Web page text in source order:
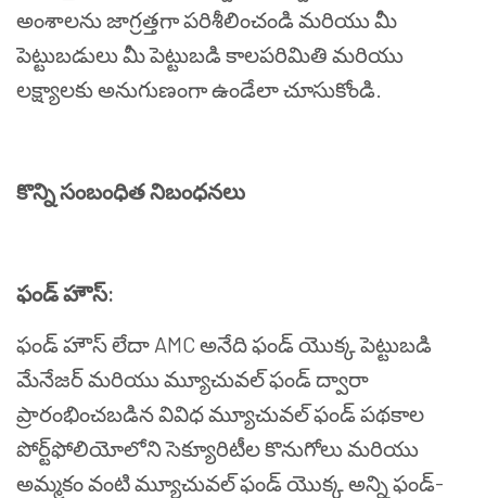
అంశాలనుజాగ్రత్తగాపరిశీలించండి మరియుమీ
పెట్టుబడులుమీపెట్టుబడి కాలపరిమితి మరియు
లక్ష్యాలకుఅనుగుణంగాఉండేలాచూసుకోండి.
కొన్నిసంబంధితనిబంధనలు
ఫండ్హౌస్:
ఫండ్ హౌస్లేదా AMC అనేదిఫండ్ యొక్కపెట్టుబడి
మేనేజర్మరియుమ్యూచువల్ఫండ్ ద్వారా
ప్రారంభించబడినవివిధమ్యూచువల్ఫండ్ పథకాల
పోర్ట్ఫోలియోలోనిసెక్యూరిటీలకొనుగోలుమరియు
అమ్మకంవంటిమ్యూచువల్ఫండ్ యొక్కఅన్నిఫండ్-